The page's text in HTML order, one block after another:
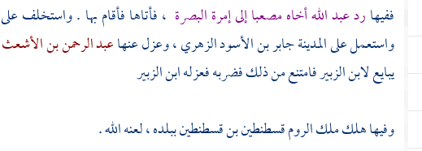
ففيهارد عبد الله أخاهمصعباإلى إمرةالبصرة ، فأتاها فأقام بها . واستخلف على
واستعمل علىالمدينةجابر بن الأسود الزهري، وعزل عنهاعبد الرحمن بن الأشعث
يبايعلابن الزبيرفامتنع من ذلك فضربه فعزلهابن الزبير
وفيها هلك ملكالرومقسطنطين بن قسطنطينببلده ، لعنه الله .